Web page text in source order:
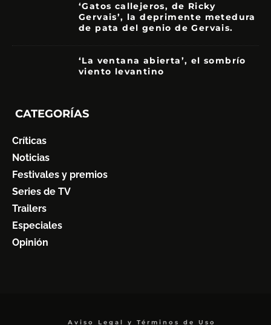
‘Gatos callejeros, de Ricky
Gervais’, la deprimente metedura
de pata del genio de Gervais.
‘La ventana abierta’, el sombrío
viento levantino
CATEGORÍAS
Críticas
Noticias
Festivales y premios
Series de TV
Trailers
Especiales
Opinión
Aviso Legal y Términos de Uso